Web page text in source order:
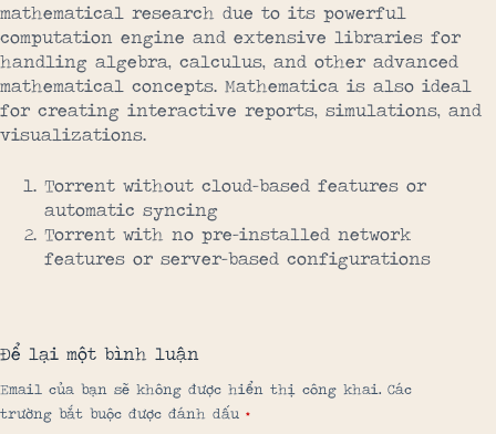
mathematical research due to its powerful
computation engine and extensive libraries for
handling algebra, calculus, and other advanced
mathematical concepts. Mathematica is also ideal
for creating interactive reports, simulations, and
visualizations.
Torrent without cloud-based features or
automatic syncing
Torrent with no pre-installed network
features or server-based configurations
Để lại một bình luận
Email của bạn sẽ không được hiển thị công khai. Các
trường bắt buộc được đánh dấu *